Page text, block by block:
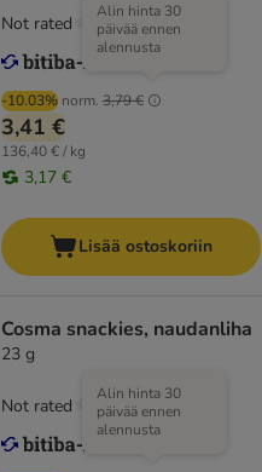
-10.03% norm. 3,79 €
Alin hinta 30
päivää ennen
alennusta
3,41 €
136,40 € / kg
3,17 €
Not rated
Lisää ostoskoriin
Cosma snackies, naudanliha
23 g
Alin hinta 30
päivää ennen
alennusta
Not rated